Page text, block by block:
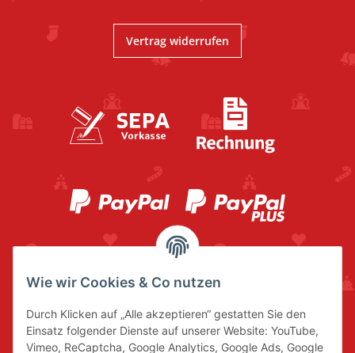
Vertrag widerrufen
Wie wir Cookies & Co nutzen
Durch Klicken auf „Alle akzeptieren“ gestatten Sie den
Einsatz folgender Dienste auf unserer Website: YouTube,
Vimeo, ReCaptcha, Google Analytics, Google Ads, Google